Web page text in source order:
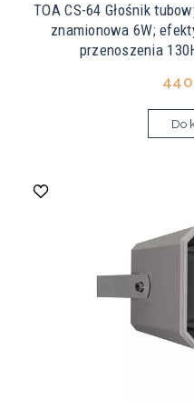
TOA CS-64 Głośnik
znamionowa 6W;
przenoszenia
Do